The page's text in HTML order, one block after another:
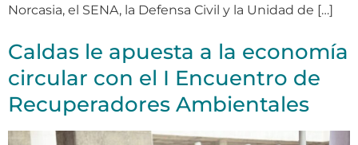
Norcasia, el SENA, la Defensa Civil y la Unidad de […]
Caldas le apuesta a la economía
circular con el I Encuentro de
Recuperadores Ambientales